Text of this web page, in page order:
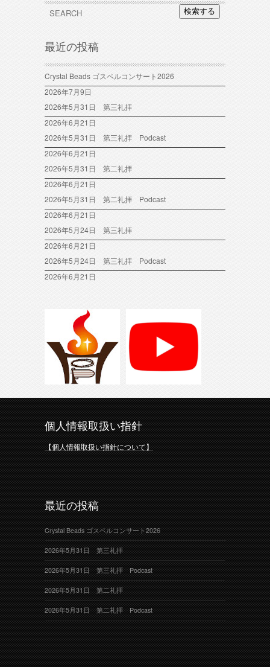
検索する
最近の投稿
Crystal Beads ゴスペルコンサート2026
2026年7月9日
2026年5月31日 第三礼拝
2026年6月21日
2026年5月31日 第三礼拝 Podcast
2026年6月21日
2026年5月31日 第二礼拝
2026年6月21日
2026年5月31日 第二礼拝 Podcast
2026年6月21日
2026年5月24日 第三礼拝
2026年6月21日
2026年5月24日 第三礼拝 Podcast
2026年6月21日
個人情報取扱い指針
【個人情報取扱い指針について】
最近の投稿
Crystal Beads ゴスペルコンサート2026
2026年5月31日 第三礼拝
2026年5月31日 第三礼拝 Podcast
2026年5月31日 第二礼拝
2026年5月31日 第二礼拝 Podcast